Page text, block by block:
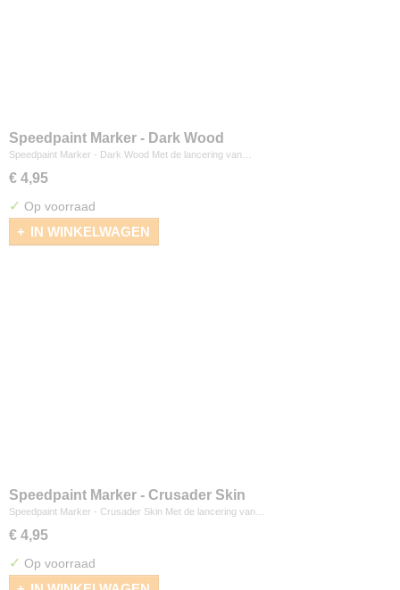
Speedpaint Marker - Dark Wood
Speedpaint Marker - Dark Wood Met de lancering van…
€ 4,95
✓ Op voorraad
IN WINKELWAGEN
Speedpaint Marker - Crusader Skin
Speedpaint Marker - Crusader Skin Met de lancering van…
€ 4,95
✓ Op voorraad